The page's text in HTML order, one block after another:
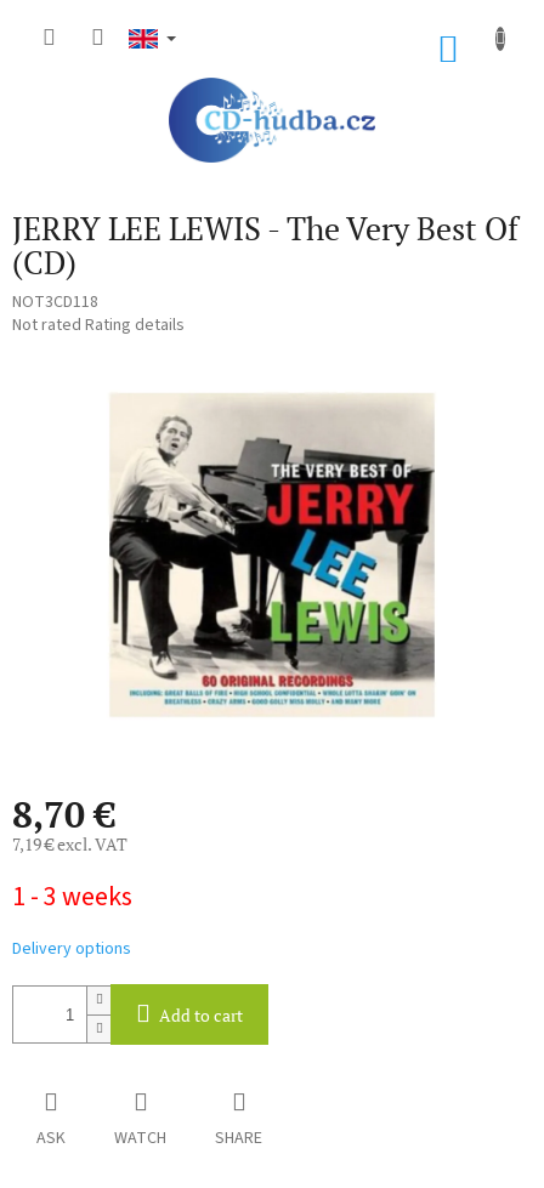
JERRY LEE LEWIS - The Very Best Of
(CD)
NOT3CD118
The
Not rated Rating details
8,70 €
7,19 € excl. VAT
price:
1 - 3 weeks
Delivery options
Add to cart
ASK WATCH SHARE